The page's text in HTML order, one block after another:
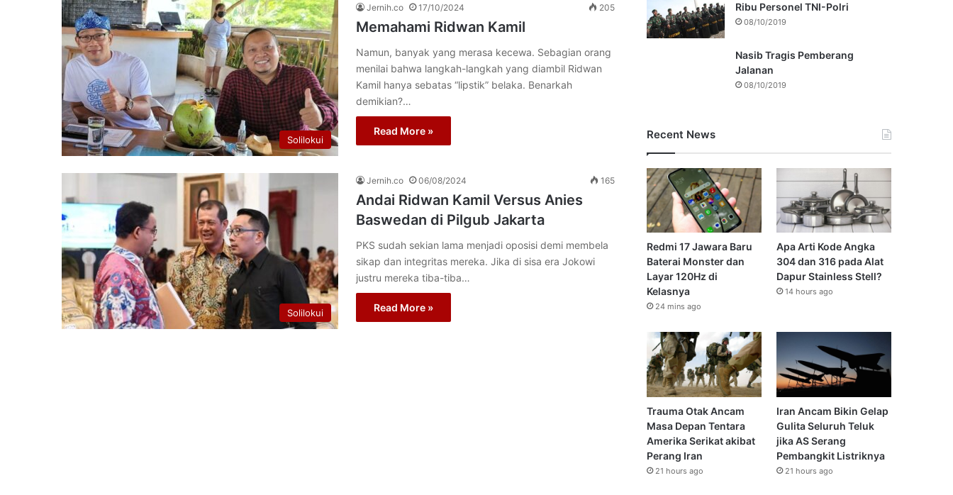
Solilokui
Jernih.co 17/10/2024 205
Memahami Ridwan Kamil
Namun, banyak yang merasa kecewa. Sebagian orang
menilai bahwa langkah-langkah yang diambil Ridwan
Kamil hanya sebatas “lipstik” belaka. Benarkah
demikian?…
Read More »
Solilokui
Jernih.co 06/08/2024 165
Andai Ridwan Kamil Versus Anies
Baswedan di Pilgub Jakarta
PKS sudah sekian lama menjadi oposisi demi membela
sikap dan integritas mereka. Jika di sisa era Jokowi
justru mereka tiba-tiba…
Read More »
Ribu Personel TNI-Polri
08/10/2019
Nasib Tragis Pemberang
Jalanan
08/10/2019
Recent News
Redmi 17 Jawara Baru
Baterai Monster dan
Layar 120Hz di
Kelasnya
24 mins ago
Apa Arti Kode Angka
304 dan 316 pada Alat
Dapur Stainless Stell?
14 hours ago
Trauma Otak Ancam
Masa Depan Tentara
Amerika Serikat akibat
Perang Iran
21 hours ago
Iran Ancam Bikin Gelap
Gulita Seluruh Teluk
jika AS Serang
Pembangkit Listriknya
21 hours ago